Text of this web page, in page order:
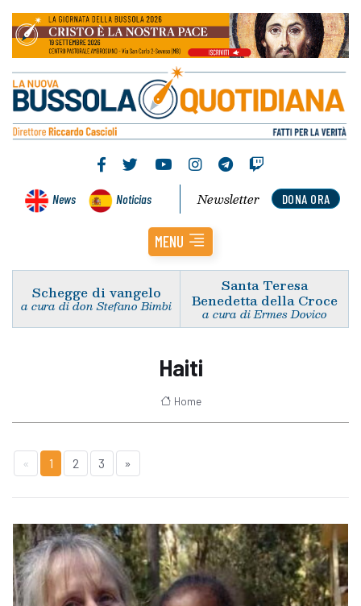
News Noticias DONA ORA
Newsletter
MENU
Schegge di vangelo
a cura di don Stefano Bimbi
Santa Teresa
Benedetta della Croce
a cura di Ermes Dovico
Haiti
Home
« 1 2 3 »